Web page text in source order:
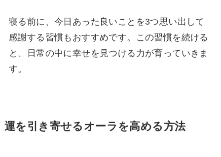
寝る前に、今日あった良いことを3つ思い出して
感謝する習慣もおすすめです。この習慣を続ける
と、日常の中に幸せを見つける力が育っていきま
す。
運を引き寄せるオーラを高める方法